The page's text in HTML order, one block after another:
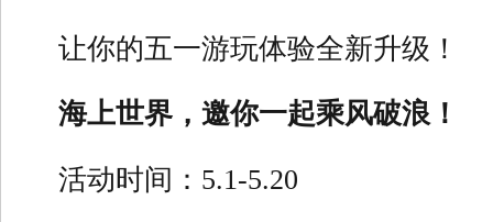
让你的五一游玩体验全新升级！
海上世界，邀你一起乘风破浪！
活动时间：5.1-5.20